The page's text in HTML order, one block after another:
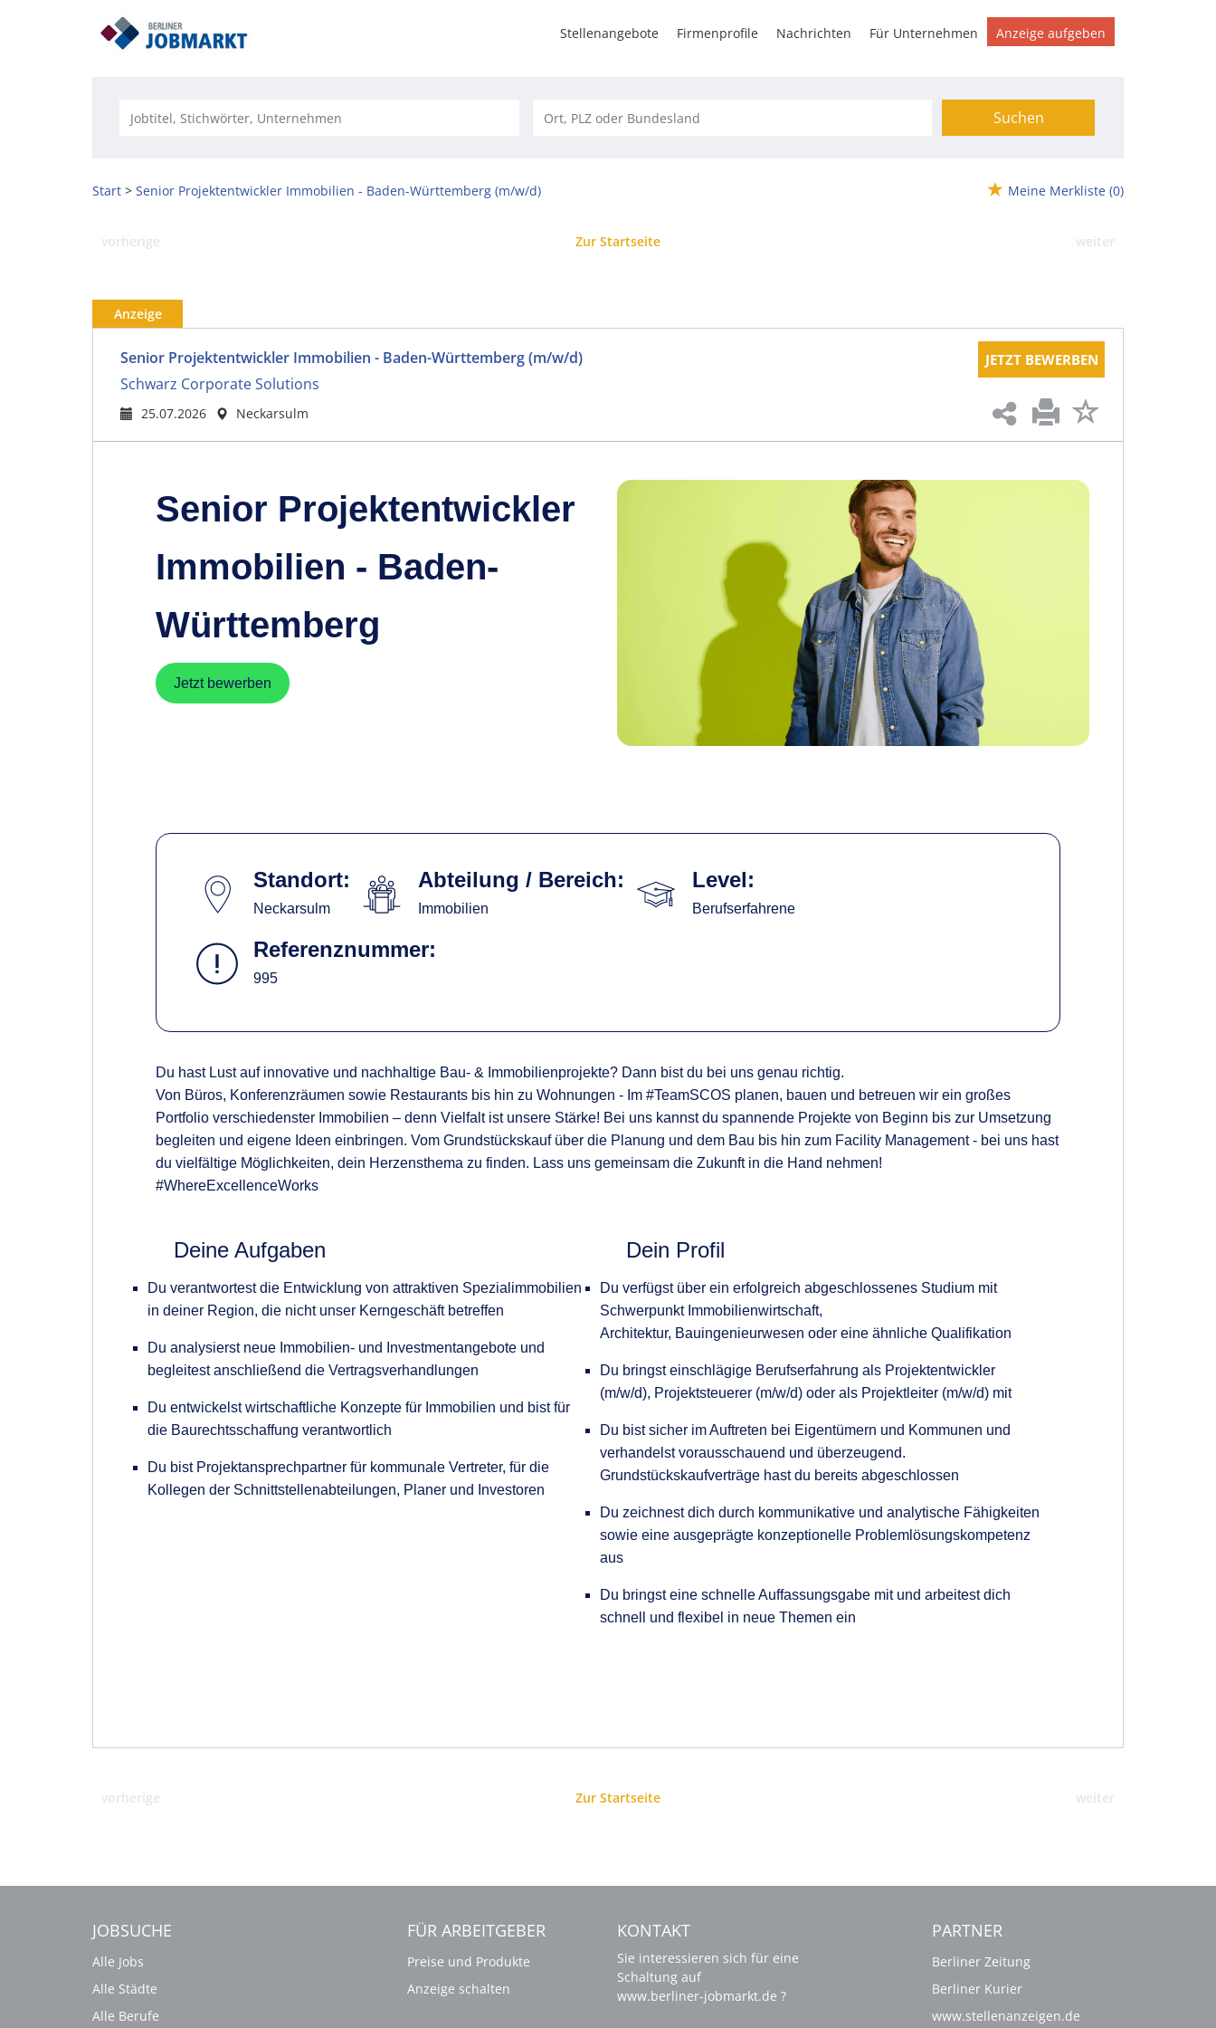
Stellenangebote Firmenprofile Nachrichten Für Unternehmen Anzeige aufgeben
Suchen
Start Senior Projektentwickler Immobilien - Baden-Württemberg (m/w/d) Meine Merkliste (0)
vorherige Zur Startseite weiter
Anzeige
Senior Projektentwickler Immobilien - Baden-Württemberg (m/w/d)
Schwarz Corporate Solutions
25.07.2026 Neckarsulm
JETZT BEWERBEN
vorherige Zur Startseite weiter
JOBSUCHE
Alle Jobs
Alle Städte
Alle Berufe
FÜR ARBEITGEBER
Preise und Produkte
Anzeige schalten
KONTAKT
Sie interessieren sich für eine
Schaltung auf
www.berliner-jobmarkt.de ?
PARTNER
Berliner Zeitung
Berliner Kurier
www.stellenanzeigen.de